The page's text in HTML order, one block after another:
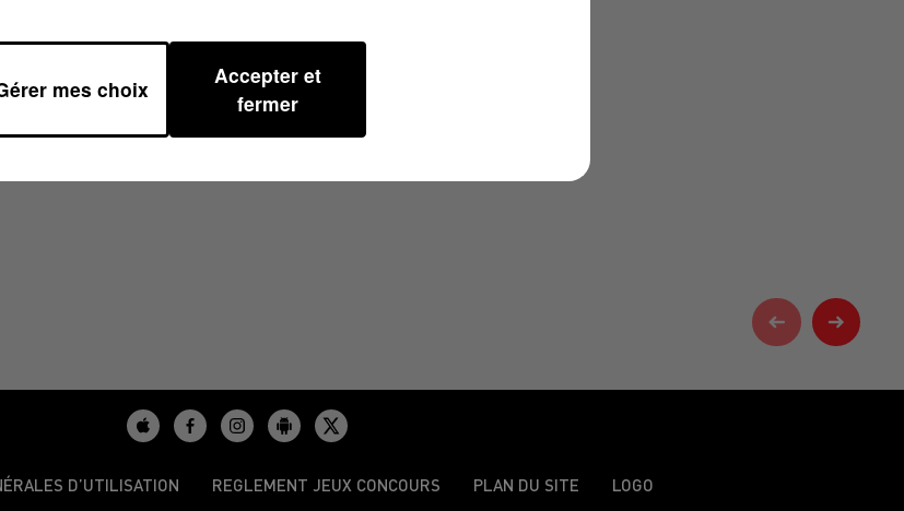
17H59
D’UTILISATION REGLEMENT JEUX CONCOURS PLAN DU SITE LOGO
mes choix
Accepter et
fermer